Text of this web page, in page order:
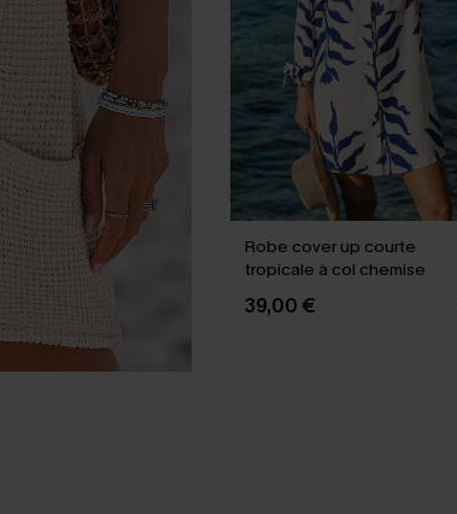
Robe cover up courte
tropicale à col chemise
39,00 €